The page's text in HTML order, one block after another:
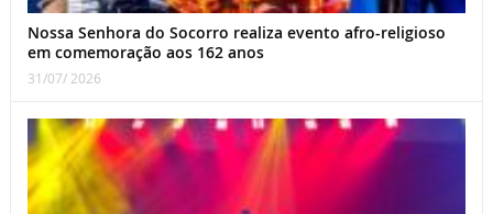
Nossa Senhora do Socorro realiza evento afro-religioso
em comemoração aos 162 anos
31/07/ 2026